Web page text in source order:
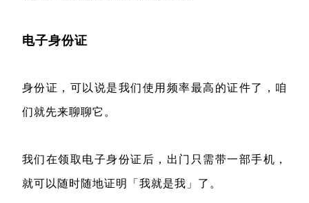
电子身份证
身份证，可以说是我们使用频率最高的证件了，咱
们就先来聊聊它。
我们在领取电子身份证后，出门只需带一部手机，
就可以随时随地证明「我就是我」了。